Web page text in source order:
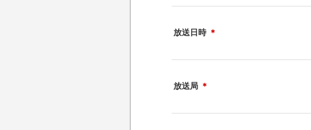
放送日時 ＊
放送局 ＊